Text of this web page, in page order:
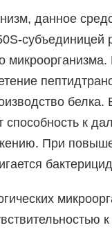
данное
субъединицей
белка.
способность к
При
к